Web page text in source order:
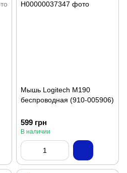
Мышь Logitech M190
беспроводная (910-005906)
599 грн
В наличии